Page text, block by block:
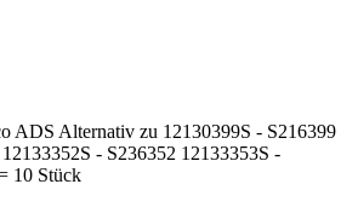
ADS Alternativ zu 12130399S - S216399
- S236352 12133353S -
10 Stück